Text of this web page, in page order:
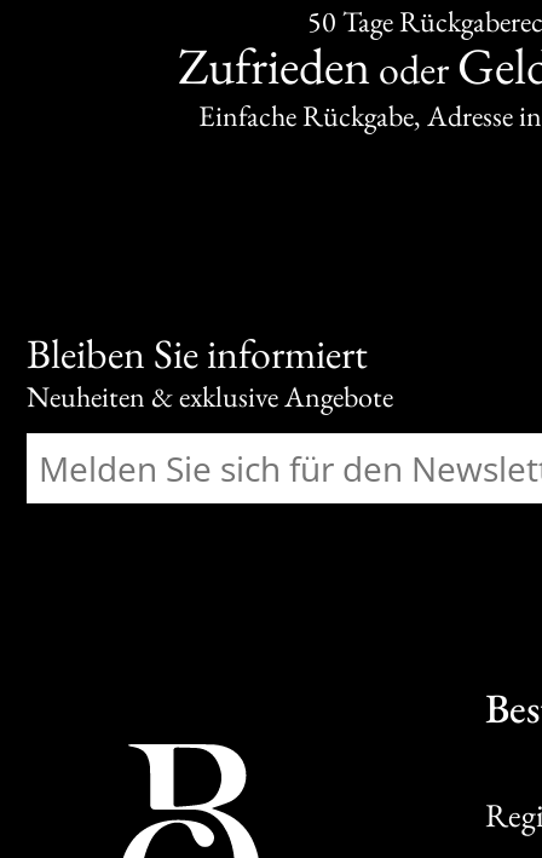
50 Tage
Zufrieden oder
Einfache Rückgabe, Adresse
Bleiben Sie informiert
Neuheiten & exklusive Angebote